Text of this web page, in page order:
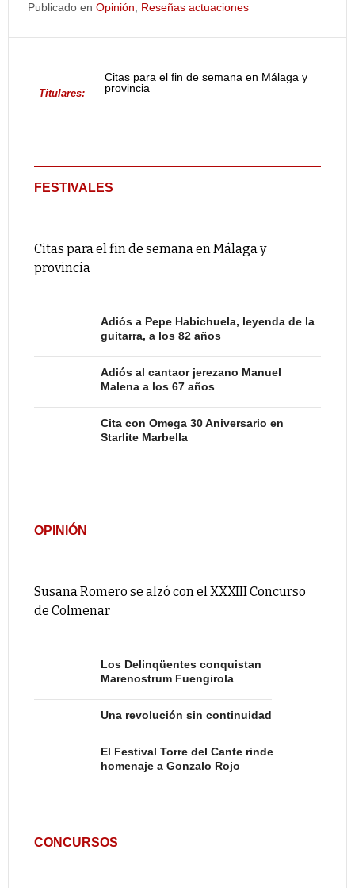
Publicado en Opinión Reseñas actuaciones
Titulares:
Citas para el fin de semana en Málaga y
provincia
FESTIVALES
Citas para el fin de semana en Málaga y
provincia
Adiós a Pepe Habichuela, leyenda de la
guitarra, a los 82 años
Adiós al cantaor jerezano Manuel
Malena a los 67 años
Cita con Omega 30 Aniversario en
Starlite Marbella
OPINIÓN
Susana Romero se alzó con el XXXIII Concurso
de Colmenar
Los Delinqüentes conquistan
Marenostrum Fuengirola
Una revolución sin continuidad
El Festival Torre del Cante rinde
homenaje a Gonzalo Rojo
CONCURSOS